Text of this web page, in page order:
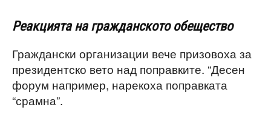
Реакцията на гражданското обещество
Граждански организации вече призовоха за
президентско вето над поправките. “Десен
форум например, нарекоха поправката
“срамна”.